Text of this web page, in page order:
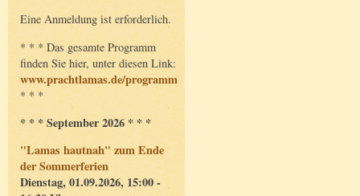
Eine Anmeldung ist erforderlich.
* * * Das gesamte Programm
finden Sie hier, unter diesen Link:
www.prachtlamas.de/programm
* * *
* * * September 2026 * * *
"Lamas hautnah" zum Ende
der Sommerferien
Dienstag, 01.09.2026, 15:00 -